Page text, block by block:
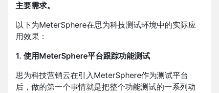
主要需求。
以下为MeterSphere在思为科技测试环境中的实际应
用效果：
1. 使用MeterSphere平台跟踪功能测试
思为科技营销云在引入MeterSphere作为测试平台
后，做的第一个事情就是把整个功能测试的一系列动